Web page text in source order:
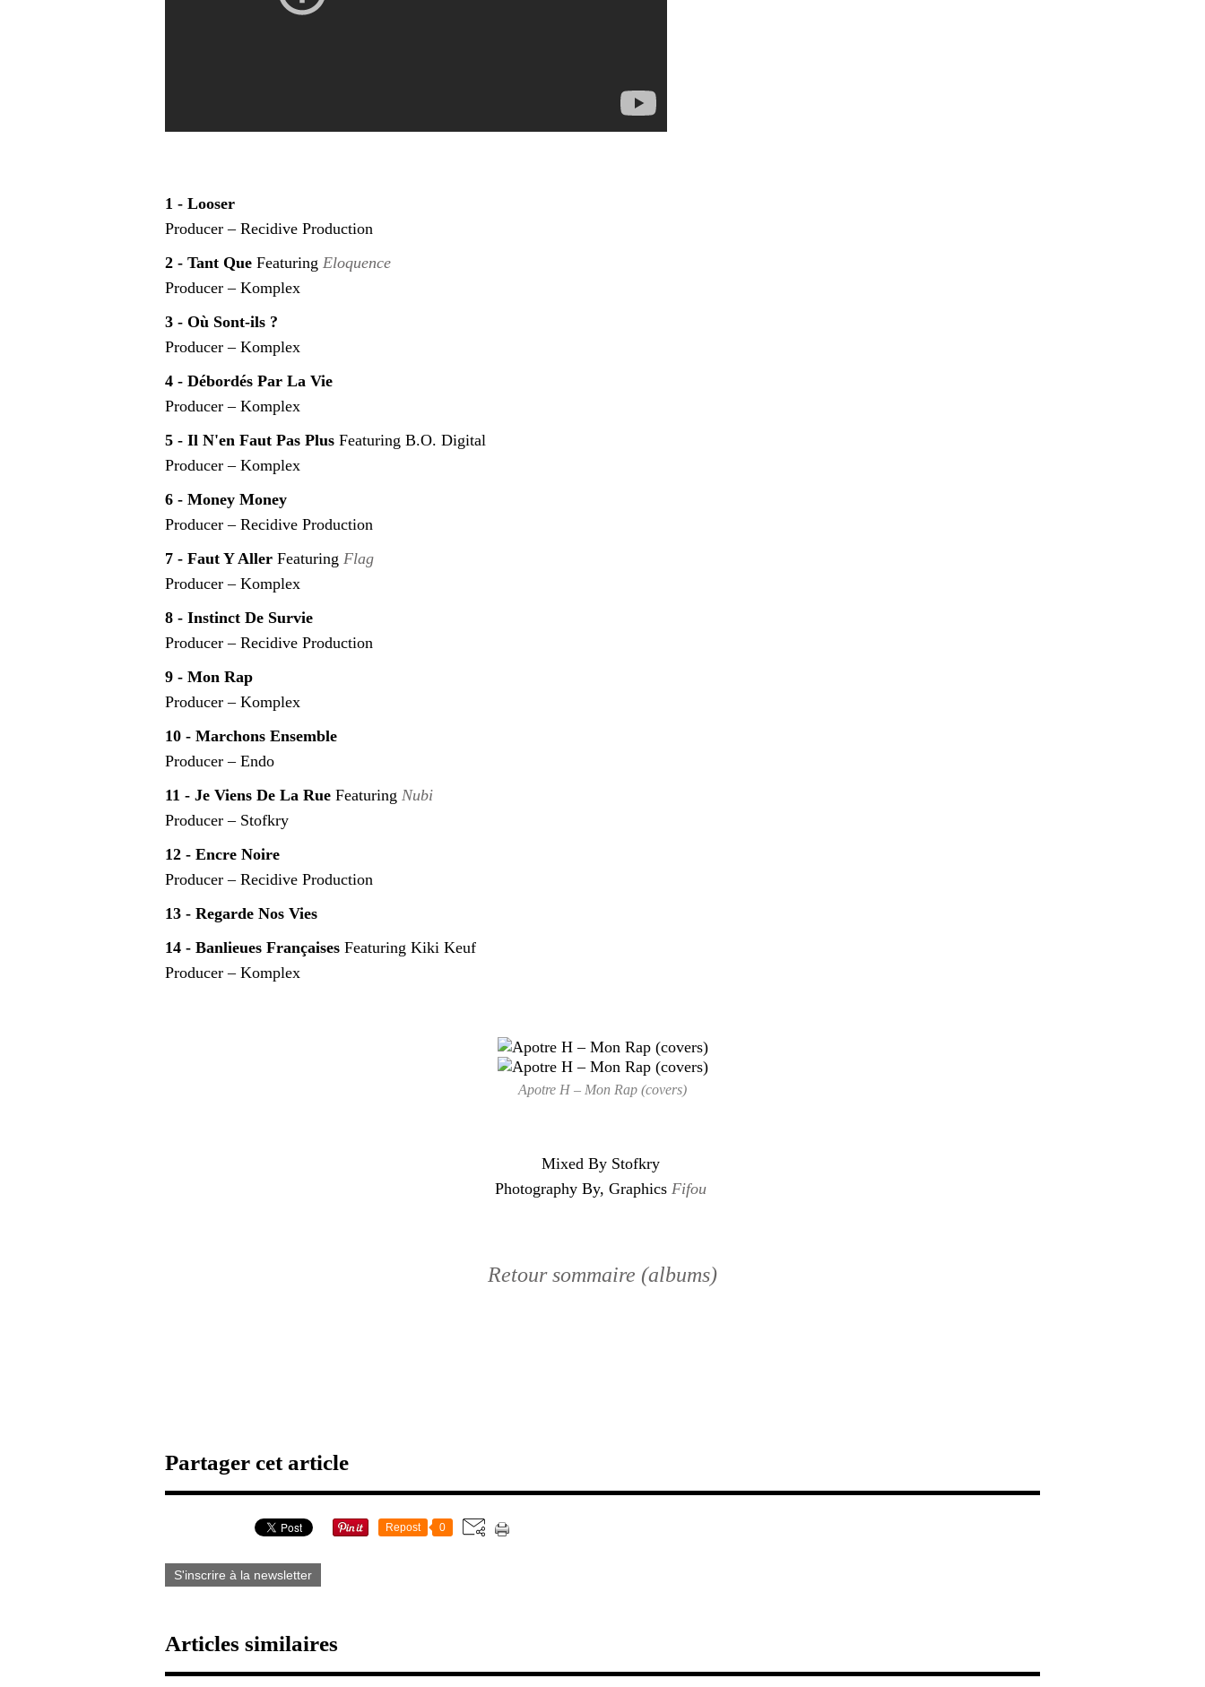
1 - Looser
Producer – Recidive Production
2 - Tant Que Featuring Eloquence
Producer – Komplex
3 - Où Sont-ils ?
Producer – Komplex
4 - Débordés Par La Vie
Producer – Komplex
5 - Il N'en Faut Pas Plus Featuring B.O. Digital
Producer – Komplex
6 - Money Money
Producer – Recidive Production
7 - Faut Y Aller Featuring Flag
Producer – Komplex
8 - Instinct De Survie
Producer – Recidive Production
9 - Mon Rap
Producer – Komplex
10 - Marchons Ensemble
Producer – Endo
11 - Je Viens De La Rue Featuring Nubi
Producer – Stofkry
12 - Encre Noire
Producer – Recidive Production
13 - Regarde Nos Vies
14 - Banlieues Françaises Featuring Kiki Keuf
Producer – Komplex
Apotre H – Mon Rap (covers)
Mixed By Stofkry
Photography By, Graphics Fifou
Retour sommaire (albums)
Partager cet article
Repost 0
S'inscrire à la newsletter
Articles similaires